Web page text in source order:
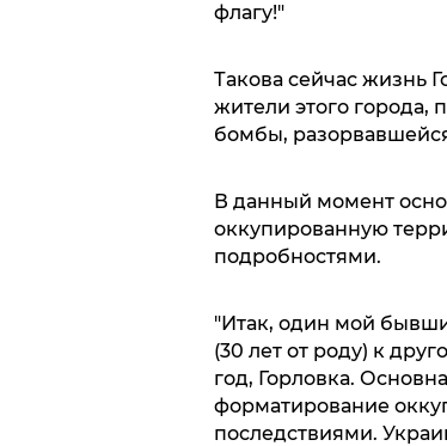
флагу!"
Такова сейчас жизнь
жители этого города,
бомбы,
В данный момент
оккупированную
подробностями.
"Итак, один мой
(30 лет от роду) к
год, Горловка.
форматирование
последствиями.